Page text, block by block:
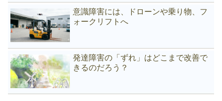
意識障害には、ドローンや乗り物、フ
ォークリフトへ
発達障害の「ずれ」はどこまで改善で
きるのだろう？